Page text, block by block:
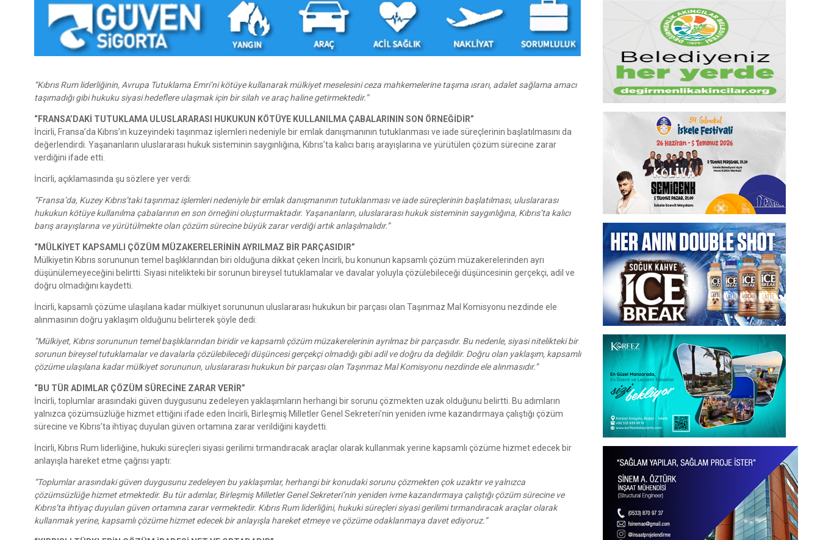
“Kıbrıs Rum liderliğinin, Avrupa Tutuklama Emri’ni kötüye kullanarak mülkiyet meselesini ceza mahkemelerine taşıma ısrarı, adalet sağlama amacı
taşımadığı gibi hukuku siyasi hedeflere ulaşmak için bir silah ve araç haline getirmektedir.”
“FRANSA’DAKİ TUTUKLAMA ULUSLARARASI HUKUKUN KÖTÜYE KULLANILMA ÇABALARININ SON ÖRNEĞİDİR”
İncirli, Fransa’da Kıbrıs’ın kuzeyindeki taşınmaz işlemleri nedeniyle bir emlak danışmanının tutuklanması ve iade süreçlerinin başlatılmasını da
değerlendirdi. Yaşananların uluslararası hukuk sisteminin saygınlığına, Kıbrıs’ta kalıcı barış arayışlarına ve yürütülen çözüm sürecine zarar
verdiğini ifade etti.
İncirli, açıklamasında şu sözlere yer verdi:
“Fransa’da, Kuzey Kıbrıs’taki taşınmaz işlemleri nedeniyle bir emlak danışmanının tutuklanması ve iade süreçlerinin başlatılması, uluslararası
hukukun kötüye kullanılma çabalarının en son örneğini oluşturmaktadır. Yaşananların, uluslararası hukuk sisteminin saygınlığına, Kıbrıs’ta kalıcı
barış arayışlarına ve yürütülmekte olan çözüm sürecine büyük zarar verdiği artık anlaşılmalıdır.”
“MÜLKİYET KAPSAMLI ÇÖZÜM MÜZAKERELERİNİN AYRILMAZ BİR PARÇASIDIR”
Mülkiyetin Kıbrıs sorununun temel başlıklarından biri olduğuna dikkat çeken İncirli, bu konunun kapsamlı çözüm müzakerelerinden ayrı
düşünülemeyeceğini belirtti. Siyasi nitelikteki bir sorunun bireysel tutuklamalar ve davalar yoluyla çözülebileceği düşüncesinin gerçekçi, adil ve
doğru olmadığını kaydetti.
İncirli, kapsamlı çözüme ulaşılana kadar mülkiyet sorununun uluslararası hukukun bir parçası olan Taşınmaz Mal Komisyonu nezdinde ele
alınmasının doğru yaklaşım olduğunu belirterek şöyle dedi:
“Mülkiyet, Kıbrıs sorununun temel başlıklarından biridir ve kapsamlı çözüm müzakerelerinin ayrılmaz bir parçasıdır. Bu nedenle, siyasi nitelikteki bir
sorunun bireysel tutuklamalar ve davalarla çözülebileceği düşüncesi gerçekçi olmadığı gibi adil ve doğru da değildir. Doğru olan yaklaşım, kapsamlı
çözüme ulaşılana kadar mülkiyet sorununun, uluslararası hukukun bir parçası olan Taşınmaz Mal Komisyonu nezdinde ele alınmasıdır.”
“BU TÜR ADIMLAR ÇÖZÜM SÜRECİNE ZARAR VERİR”
İncirli, toplumlar arasındaki güven duygusunu zedeleyen yaklaşımların herhangi bir sorunu çözmekten uzak olduğunu belirtti. Bu adımların
yalnızca çözümsüzlüğe hizmet ettiğini ifade eden İncirli, Birleşmiş Milletler Genel Sekreteri’nin yeniden ivme kazandırmaya çalıştığı çözüm
sürecine ve Kıbrıs’ta ihtiyaç duyulan güven ortamına zarar verildiğini kaydetti.
İncirli, Kıbrıs Rum liderliğine, hukuki süreçleri siyasi gerilimi tırmandıracak araçlar olarak kullanmak yerine kapsamlı çözüme hizmet edecek bir
anlayışla hareket etme çağrısı yaptı:
“Toplumlar arasındaki güven duygusunu zedeleyen bu yaklaşımlar, herhangi bir konudaki sorunu çözmekten çok uzaktır ve yalnızca
çözümsüzlüğe hizmet etmektedir. Bu tür adımlar, Birleşmiş Milletler Genel Sekreteri’nin yeniden ivme kazandırmaya çalıştığı çözüm sürecine ve
Kıbrıs’ta ihtiyaç duyulan güven ortamına zarar vermektedir. Kıbrıs Rum liderliğini, hukuki süreçleri siyasi gerilimi tırmandıracak araçlar olarak
kullanmak yerine, kapsamlı çözüme hizmet edecek bir anlayışla hareket etmeye ve çözüme odaklanmaya davet ediyoruz.”